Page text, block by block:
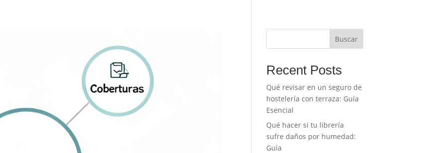
Buscar
Recent Posts
Qué revisar en un seguro de
hostelería con terraza: Guía
Esencial
Qué hacer si tu librería
sufre daños por humedad:
Guía